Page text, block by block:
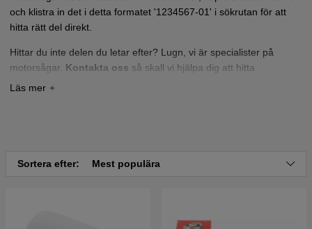
och klistra in det i detta formatet '1234567-01' i sökrutan för att
hitta rätt del direkt.
Hittar du inte delen du letar efter? Lugn, vi är specialister på
motorsågar. Kontakta oss så skall vi hjälpa dig att hitta
reservdelen eller reservdelarna du letar efter!
Husqvarna 51 2000-05
Sortera efter: Mest populära